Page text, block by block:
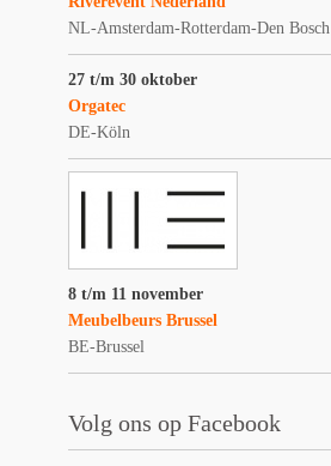
NL-Amsterdam-Rotterdam-Den Bosch
27 t/m 30 oktober
Orgatec
DE-Köln
8 t/m 11 november
Meubelbeurs Brussel
BE-Brussel
Volg ons op Facebook